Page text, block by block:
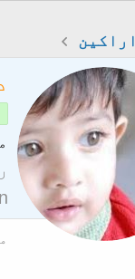
اراکین